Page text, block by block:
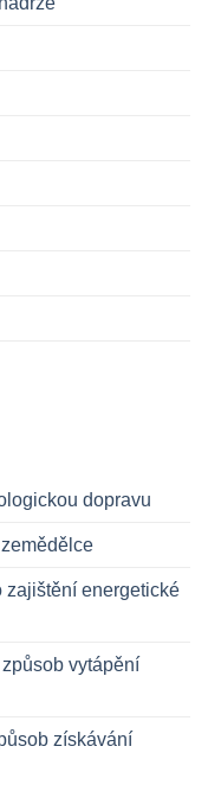
dopravu
zajištění energetické
vytápění
získávání